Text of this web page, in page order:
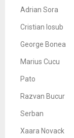
Adrian Sora
Cristian Iosub
George Bonea
Marius Cucu
Pato
Razvan Bucur
Serban
Xaara Novack